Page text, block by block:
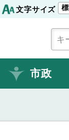
文字サイズ
市政